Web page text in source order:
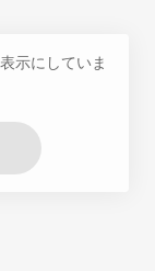
示にしていま